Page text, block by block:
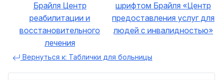
Брайля Центр
реабилитации и
восстановительного
лечения
шрифтом Брайля «Центр
предоставления услуг для
людей с инвалидностью»
Вернуться к: Таблички для больницы